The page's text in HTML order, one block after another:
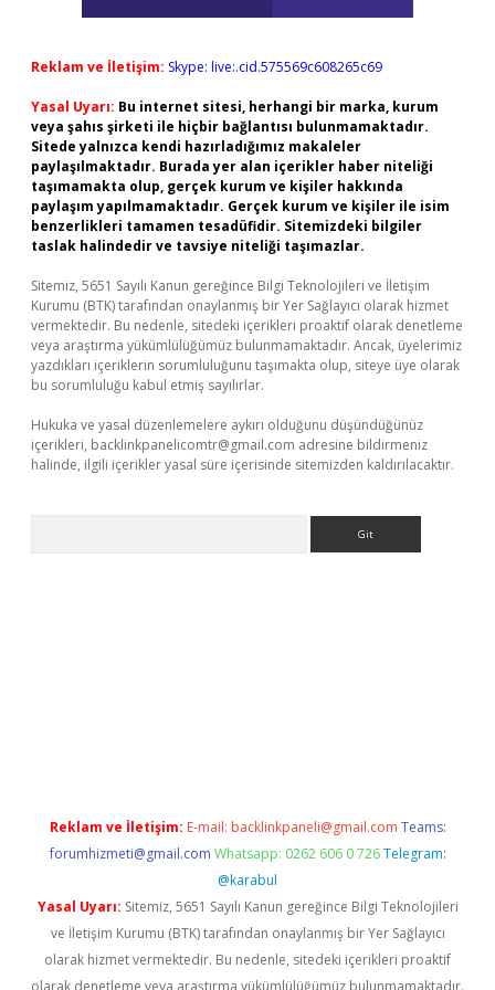
Reklam ve İletişim: Skype: live:.cid.575569c608265c69
Yasal Uyarı: Bu internet sitesi, herhangi bir marka, kurum
veya şahıs şirketi ile hiçbir bağlantısı bulunmamaktadır.
Sitede yalnızca kendi hazırladığımız makaleler
paylaşılmaktadır. Burada yer alan içerikler haber niteliği
taşımamakta olup, gerçek kurum ve kişiler hakkında
paylaşım yapılmamaktadır. Gerçek kurum ve kişiler ile isim
benzerlikleri tamamen tesadüfidir. Sitemizdeki bilgiler
taslak halindedir ve tavsiye niteliği taşımazlar.
Sitemiz, 5651 Sayılı Kanun gereğince Bilgi Teknolojileri ve İletişim
Kurumu (BTK) tarafından onaylanmış bir Yer Sağlayıcı olarak hizmet
vermektedir. Bu nedenle, sitedeki içerikleri proaktif olarak denetleme
veya araştırma yükümlülüğümüz bulunmamaktadır. Ancak, üyelerimiz
yazdıkları içeriklerin sorumluluğunu taşımakta olup, siteye üye olarak
bu sorumluluğu kabul etmiş sayılırlar.
Hukuka ve yasal düzenlemelere aykırı olduğunu düşündüğünüz
içerikleri, backlinkpanelicomtr@gmail.com adresine bildirmeniz
halinde, ilgili içerikler yasal süre içerisinde sitemizden kaldırılacaktır.
Reklam ve İletişim: E-mail: backlinkpaneli@gmail.com Teams:
forumhizmeti@gmail.com Whatsapp: 0262 606 0 726 Telegram:
@karabul
Yasal Uyarı: Sitemiz, 5651 Sayılı Kanun gereğince Bilgi Teknolojileri
ve İletişim Kurumu (BTK) tarafından onaylanmış bir Yer Sağlayıcı
olarak hizmet vermektedir. Bu nedenle, sitedeki içerikleri proaktif
olarak denetleme veya araştırma yükümlülüğümüz bulunmamaktadır.